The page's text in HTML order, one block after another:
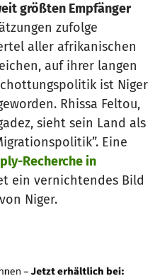
größten Empfänger
zufolge
aller afrikanischen
auf ihrer langen
ist Niger
Rhissa Feltou,
sieht sein Land als
Eine
Recherche in
ein vernichtendes Bild
Niger.